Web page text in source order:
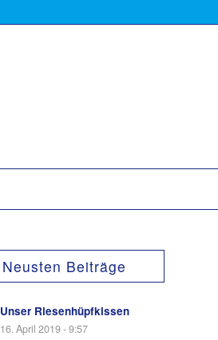
Neusten Beiträge
Unser Riesenhüpfkissen
16. April 2019 - 9:57